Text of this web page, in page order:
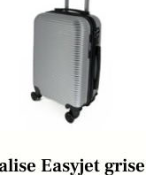
Easyjet grise